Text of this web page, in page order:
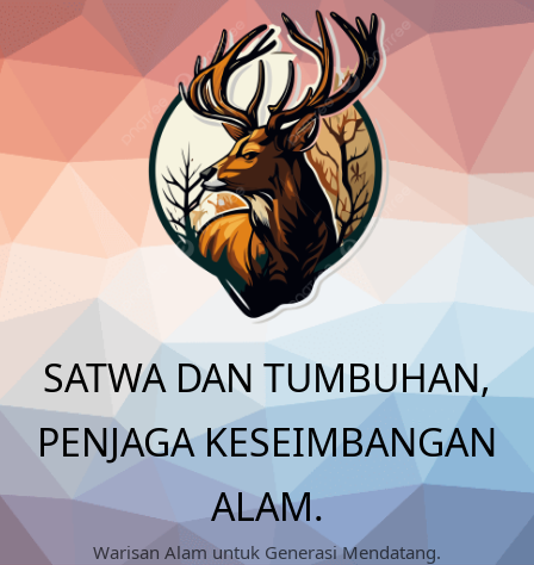
content
SATWA DAN TUMBUHAN,
PENJAGA KESEIMBANGAN
ALAM.
Warisan Alam untuk Generasi Mendatang.